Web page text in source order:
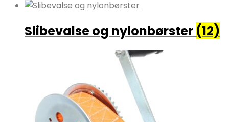
Slibevalse og nylonbørster (12)